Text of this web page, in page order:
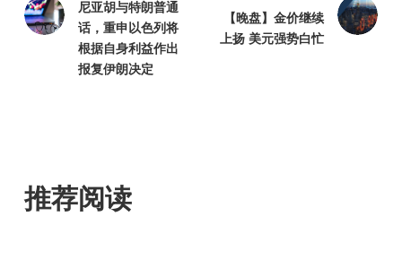
尼亚胡与特朗普通
话，重申以色列将
根据自身利益作出
报复伊朗决定
【晚盘】金价继续
上扬 美元强势白忙
推荐阅读